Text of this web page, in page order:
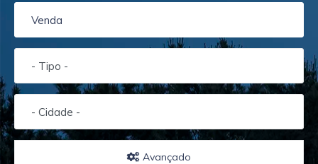
Venda
- Tipo -
- Cidade -
Avançado